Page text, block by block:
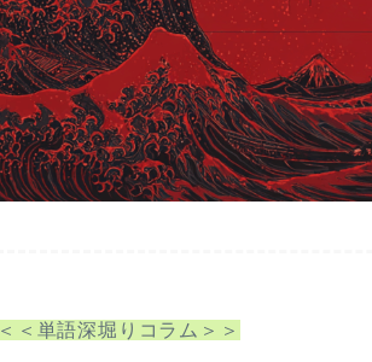
＜＜単語深堀りコラム＞＞